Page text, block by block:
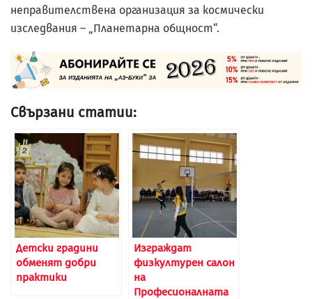
неправителствена организация за космически
изследвания – „Планетарна общност“.
Свързани статии:
Детски градини
обменят добри
практики
Изграждат
физкултурен салон
на
Професионалната